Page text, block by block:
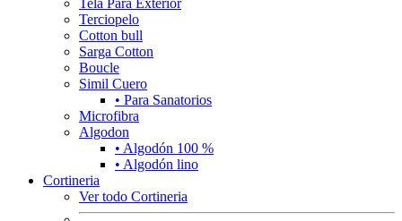
Terciopelo
Cotton bull
Sarga Cotton
Boucle
Simil Cuero
• Para Sanatorios
Microfibra
Algodon
• Algodón 100 %
• Algodón lino
Cortineria
Ver todo Cortineria